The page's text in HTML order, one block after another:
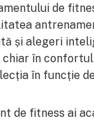
de
și alegeri
în
în funcție
de fitness ai